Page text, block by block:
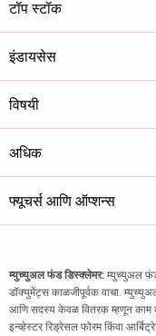
टॉप स्टॉक
इंडायसेस
विषयी
अधिक
फ्यूचर्स आणि ऑप्शन्स
म्युच्युअल फंड डिस्क्लेमर: म्युच्युअल
डॉक्युमेंट्स काळजीपूर्वक वाचा.
आणि सदस्य केवळ वितरक म्हणून काम
इन्व्हेस्टर रिड्रेसल फोरम किंवा